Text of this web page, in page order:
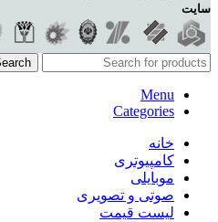
سایت
Menu
Categories
خانه
کامپیوتری
موبایلی
صوتی و تصویری
لیست قیمت